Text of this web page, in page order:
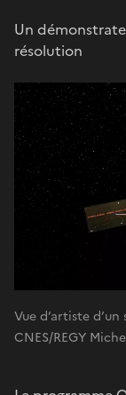
Un
résolution
Vue d’artiste
CNES/REGY